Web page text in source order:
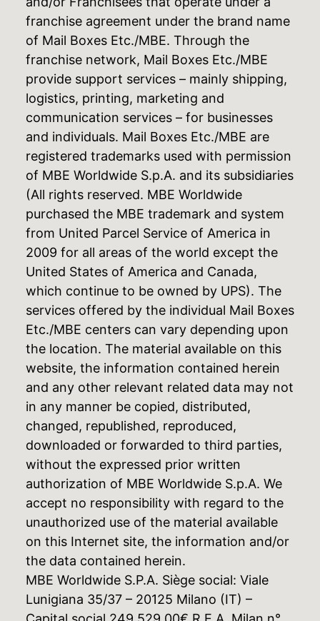
franchise agreement under the brand name
of Mail Boxes Etc./MBE. Through the
franchise network, Mail Boxes Etc./MBE
provide support services – mainly shipping,
logistics, printing, marketing and
communication services – for businesses
and individuals. Mail Boxes Etc./MBE are
registered trademarks used with permission
of MBE Worldwide S.p.A. and its subsidiaries
(All rights reserved. MBE Worldwide
purchased the MBE trademark and system
from United Parcel Service of America in
2009 for all areas of the world except the
United States of America and Canada,
which continue to be owned by UPS). The
services offered by the individual Mail Boxes
Etc./MBE centers can vary depending upon
the location. The material available on this
website, the information contained herein
and any other relevant related data may not
in any manner be copied, distributed,
changed, republished, reproduced,
downloaded or forwarded to third parties,
without the expressed prior written
authorization of MBE Worldwide S.p.A. We
accept no responsibility with regard to the
unauthorized use of the material available
on this Internet site, the information and/or
the data contained herein.
MBE Worldwide S.P.A. Siège social: Viale
Lunigiana 35/37 – 20125 Milano (IT) –